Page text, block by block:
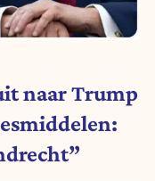
naar Trump